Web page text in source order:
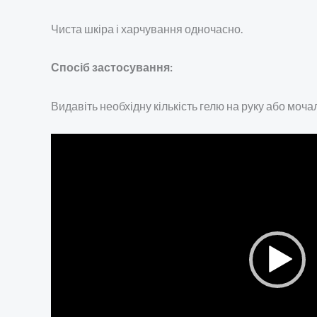
Чиста шкіра і харчування одночасно.
Спосіб застосування:
Видавіть необхідну кількість гелю на руку або